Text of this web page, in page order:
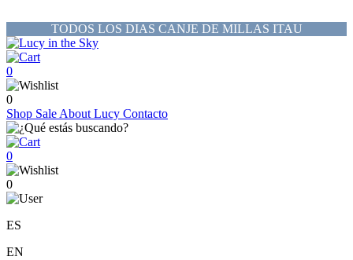
TODOS LOS DIAS CANJE DE MILLAS ITAU
0
0
Shop Sale About Lucy Contacto
0
0
ES
EN